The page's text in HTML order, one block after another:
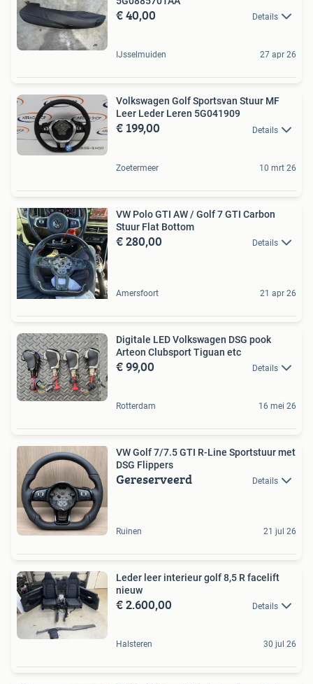
€ 40,00 Details
IJsselmuiden 27 apr 26
Volkswagen Golf Sportsvan Stuur MF
Leer Leder Leren 5G041909
€ 199,00 Details
Zoetermeer 10 mrt 26
VW Polo GTI AW / Golf 7 GTI Carbon
Stuur Flat Bottom
€ 280,00 Details
Amersfoort 21 apr 26
Digitale LED Volkswagen DSG pook
Arteon Clubsport Tiguan etc
€ 99,00 Details
Rotterdam 16 mei 26
VW Golf 7/7.5 GTI R-Line Sportstuur met
DSG Flippers
Gereserveerd Details
Ruinen 21 jul 26
Leder leer interieur golf 8,5 R facelift
nieuw
€ 2.600,00 Details
Halsteren 30 jul 26